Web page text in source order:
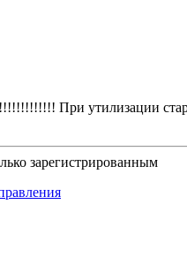
При утилизации
зарегистрированным